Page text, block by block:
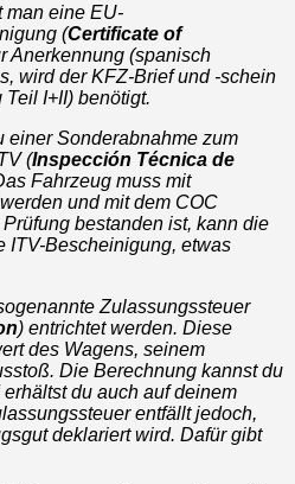
man eine EU-
(Certificate of
Anerkennung (spanisch
wird der KFZ-Brief und -schein
I+II) benötigt.
einer Sonderabnahme zum
(Inspección Técnica de
Fahrzeug muss mit
und mit dem COC
bestanden ist, kann die
ITV-Bescheinigung, etwas
Zulassungssteuer
) entrichtet werden. Diese
des Wagens, seinem
Die Berechnung kannst du
du auch auf deinem
entfällt jedoch,
deklariert wird. Dafür gibt